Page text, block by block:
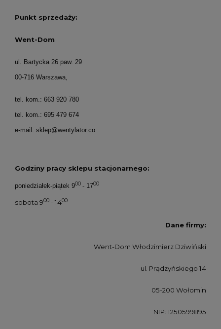
Punkt sprzedaży:
Went-Dom
ul. Bartycka 26 paw. 29
00-716 Warszawa,
tel. kom.: 663 920 780
tel. kom.: 695 479 674
e-mail: sklep@wentylator.co
Godziny pracy sklepu stacjonarnego:
poniedziałek-piątek 900 - 1700
sobota 900 - 1400
Dane firmy:
Went-Dom Włodzimierz Dziwiński
ul. Prądzyńskiego 14
05-200 Wołomin
NIP: 1250599895